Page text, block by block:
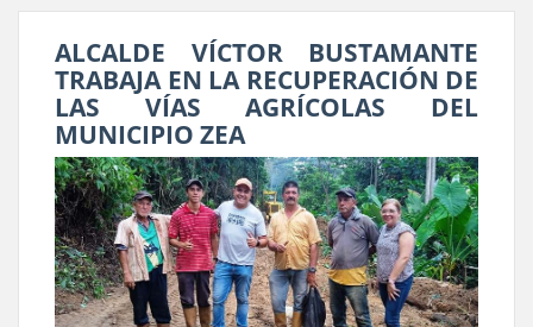
ALCALDE VÍCTOR BUSTAMANTE
TRABAJA EN LA RECUPERACIÓN DE
LAS VÍAS AGRÍCOLAS DEL
MUNICIPIO ZEA